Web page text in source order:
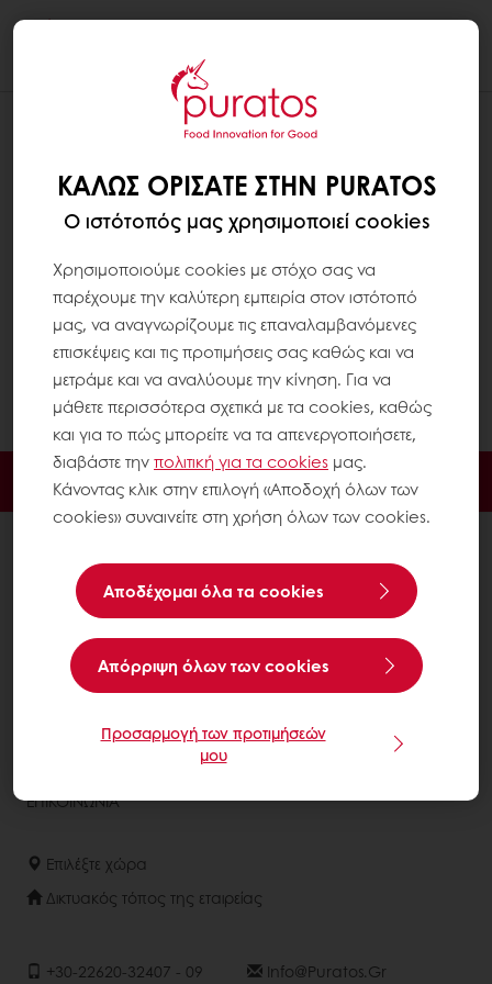
ΠΟΙΕΣ ΜΕΘΌΔΟΥΣ ΠΛΗΡΩΜΉΣ
ΔΈΧΕΣΤΕ;
Αν έχετε αγοράσει από την Puratos στο
παρελθόν, μπορείτε να χρησιμοποιήσετε τις
συνήθεις μεθόδους πληρωμής σας και να
πληρώσετε τα τιμολόγιά σας εντός της
συμφωνημένης προθεσμίας πληρωμής. Αν
είστε νέος πελάτης, μπορείτε να πληρώσετε
χρησιμοποιώντας ηλεκτρονική πληρωμή.
(πιστωτικές κάρτες, κ.λπ.)
ΚΑΛΏΣ ΟΡΊΣΑΤΕ ΣΤΗΝ PURATOS
Ο ιστότοπός μας χρησιμοποιεί cookies
Χρησιμοποιούμε cookies με στόχο σας να
παρέχουμε την καλύτερη εμπειρία στον ιστότοπό
μας, να αναγνωρίζουμε τις επαναλαμβανόμενες
επισκέψεις και τις προτιμήσεις σας καθώς και να
μετράμε και να αναλύουμε την κίνηση. Για να
μάθετε περισσότερα σχετικά με τα cookies, καθώς
και για το πώς μπορείτε να τα απενεργοποιήσετε,
διαβάστε τηνπολιτική για τα cookies μας.
Κάνοντας κλικ στην επιλογή «Αποδοχή όλων των
cookies» συναινείτε στη χρήση όλων των cookies.
Αποδέχομαι όλα τα cookies
Aπόρριψη όλων των cookies
Προσαρμογή των προτιμήσεών
μου
Ηλεκτρονική πληρωμή Παραγγελία 24/7
ΣΥΝΤΑΓΕΣ
ΥΠΗΡΕΣΙΕΣ
ΑΠΟΨΕΙΣ ΠΕΛΑΤΩΝ
ΕΠΙΚΟΙΝΩΝΙΑ
Επιλέξτε χώρα
Δικτυακός τόπος της εταιρείας
+30-22620-32407 - 09 Info@puratos.gr